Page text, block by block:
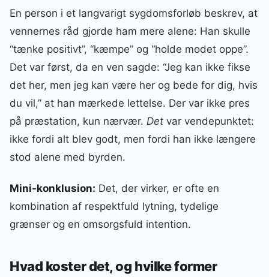
En person i et langvarigt sygdomsforløb beskrev, at
vennernes råd gjorde ham mere alene: Han skulle
“tænke positivt”, “kæmpe” og “holde modet oppe”.
Det var først, da en ven sagde: “Jeg kan ikke fikse
det her, men jeg kan være her og bede for dig, hvis
du vil,” at han mærkede lettelse. Der var ikke pres
på præstation, kun nærvær. Det var vendepunktet:
ikke fordi alt blev godt, men fordi han ikke længere
stod alene med byrden.
Mini-konklusion: Det, der virker, er ofte en
kombination af respektfuld lytning, tydelige
grænser og en omsorgsfuld intention.
Hvad koster det, og hvilke former